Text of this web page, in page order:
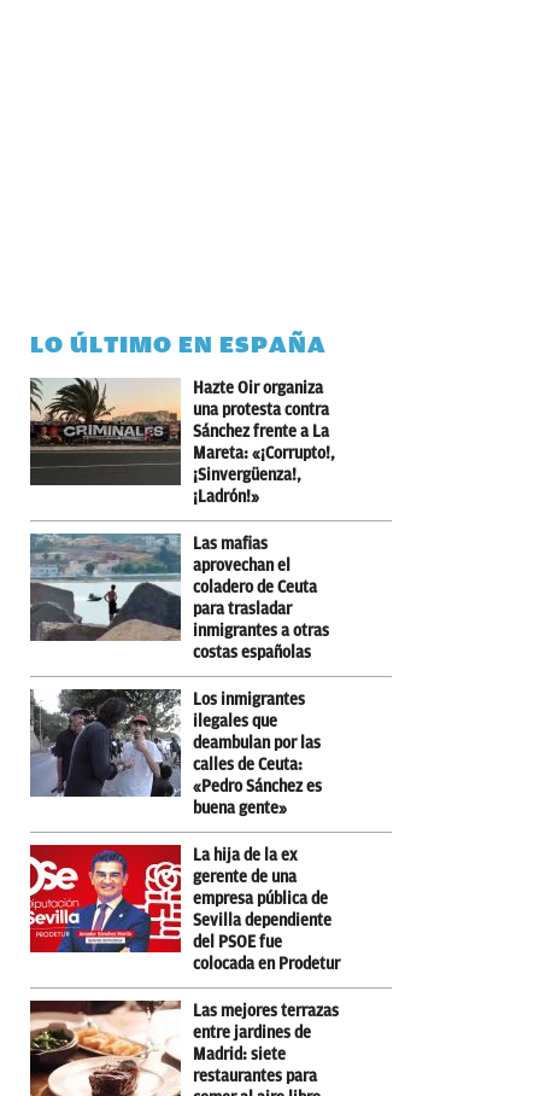
LO ÚLTIMO EN ESPAÑA
Hazte Oir organiza
una protesta contra
Sánchez frente a La
Mareta: «¡Corrupto!,
¡Sinvergüenza!,
¡Ladrón!»
Las mafias
aprovechan el
coladero de Ceuta
para trasladar
inmigrantes a otras
costas españolas
Los inmigrantes
ilegales que
deambulan por las
calles de Ceuta:
«Pedro Sánchez es
buena gente»
La hija de la ex
gerente de una
empresa pública de
Sevilla dependiente
del PSOE fue
colocada en Prodetur
Las mejores terrazas
entre jardines de
Madrid: siete
restaurantes para